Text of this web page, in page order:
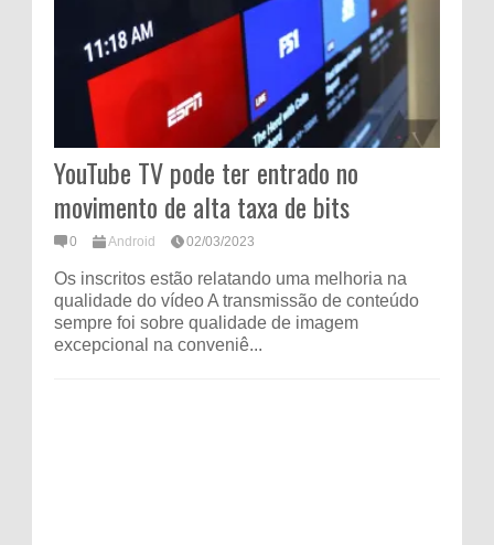
YouTube TV pode ter entrado no
movimento de alta taxa de bits
0 Android 02/03/2023
Os inscritos estão relatando uma melhoria na
qualidade do vídeo A transmissão de conteúdo
sempre foi sobre qualidade de imagem
excepcional na conveniê...